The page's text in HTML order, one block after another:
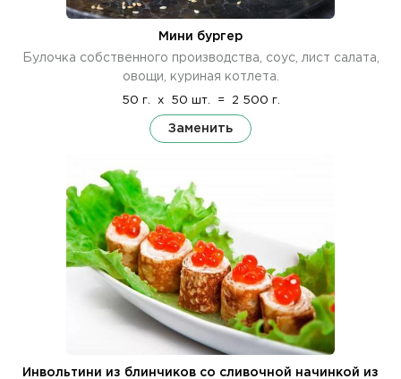
Мини бургер
Булочка собственного производства, соус, лист салата,
овощи, куриная котлета.
50 г. x 50 шт. = 2 500 г.
Заменить
Инвольтини из блинчиков со сливочной начинкой из